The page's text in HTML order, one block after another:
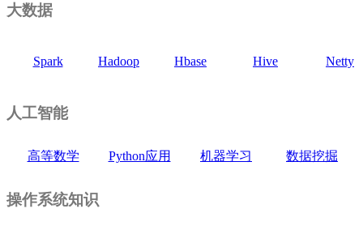
大数据
Spark Hadoop Hbase Hive Netty
人工智能
高等数学 Python应用 机器学习 数据挖掘
操作系统知识